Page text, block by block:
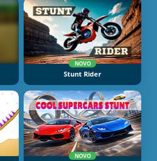
NOVO
Stunt Rider
NOVO